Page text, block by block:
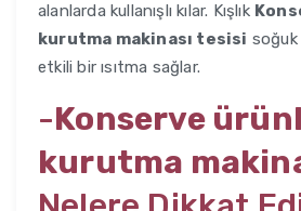
alanlarda kullanışlı kılar. Kışlık
kurutma makinası tesisi soğuk
etkili bir ısıtma sağlar.
-Konserve
kurutma